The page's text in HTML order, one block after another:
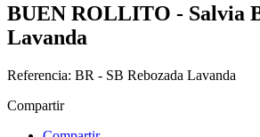
BUEN ROLLITO - Salvia
Lavanda
Referencia: BR - SB Rebozada Lavanda
Compartir